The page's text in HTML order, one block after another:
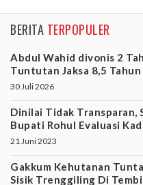
BERITA TERPOPULER
Abdul Wahid divonis 2
Tuntutan Jaksa 8,5 Tahun
30 Juli 2026
Dinilai Tidak Transparan,
Bupati Rohul Evaluasi
21 Juni 2023
Gakkum Kehutanan
Sisik Trenggiling Di